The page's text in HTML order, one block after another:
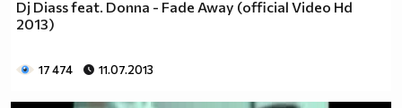
Dj Diass feat. Donna - Fade Away (official Video Hd
2013)
17 474 11.07.2013